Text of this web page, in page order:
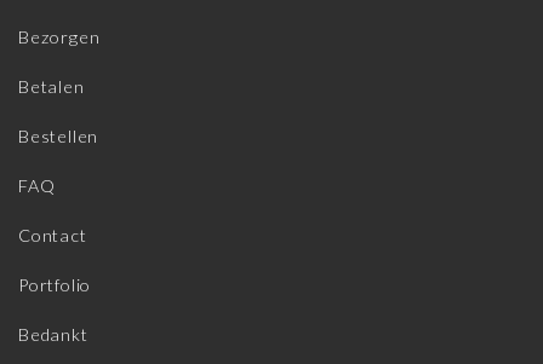
Bezorgen
Betalen
Bestellen
FAQ
Contact
Portfolio
Bedankt